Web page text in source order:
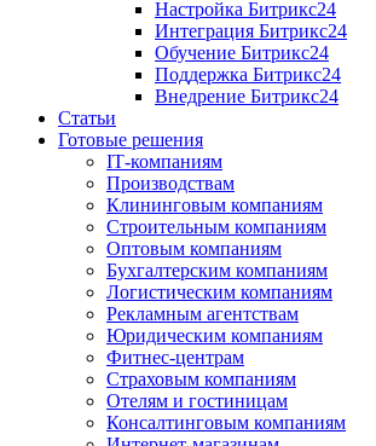
Настройка Битрикс24
Интеграция Битрикс24
Обучение Битрикс24
Поддержка Битрикс24
Внедрение Битрикс24
Статьи
Готовые решения
IT‑компаниям
Производствам
Клининговым компаниям
Строительным компаниям
Оптовым компаниям
Бухгалтерским компаниям
Логистическим компаниям
Рекламным агентствам
Юридическим компаниям
Фитнес-центрам
Страховым компаниям
Отелям и гостиницам
Консалтинговым компаниям